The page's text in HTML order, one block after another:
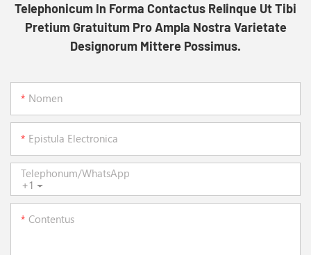
Telephonicum In Forma Contactus Relinque Ut Tibi
Pretium Gratuitum Pro Ampla Nostra Varietate
Designorum Mittere Possimus.
Nomen
Epistula Electronica
+1
Telephonum/WhatsApp
Contentus